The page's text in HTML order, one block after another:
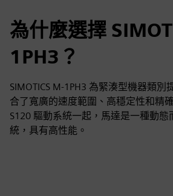
為什麼選擇
1PH3？
SIMOTICS M‑1PH3 為緊湊型機器類
合了寬廣的速度範圍、高穩定性和精
S120 驅動系統一起，馬達是一種動態
統，具有高性能。